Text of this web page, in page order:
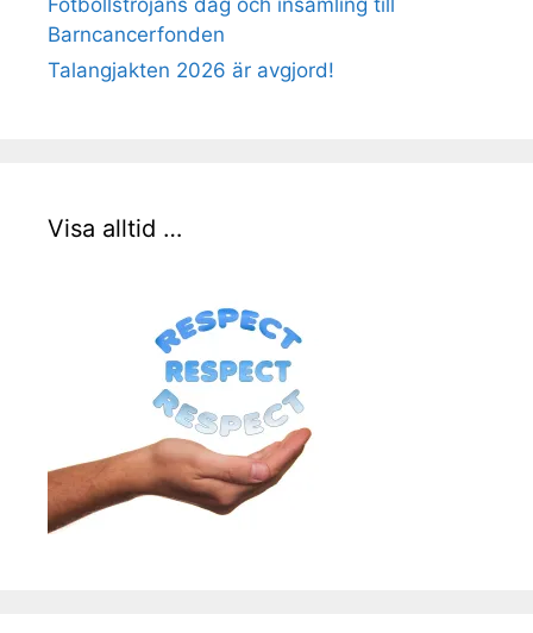
Barncancerfonden
Talangjakten 2026 är avgjord!
Visa alltid …